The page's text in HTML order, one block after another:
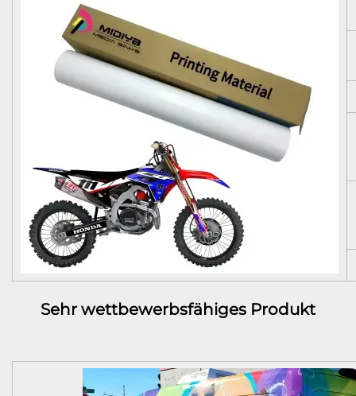
Sehr wettbewerbsfähiges Produkt